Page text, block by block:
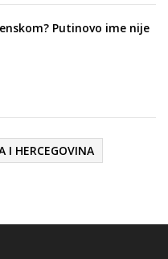
Putinovo ime nije
I HERCEGOVINA